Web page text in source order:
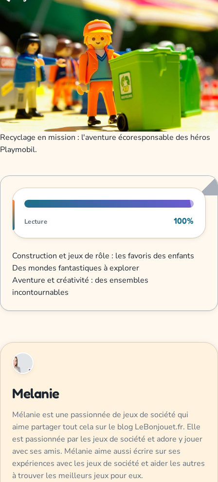
Recyclage en mission : l'aventure écoresponsable des héros
Playmobil.
Progression de lecture
Lecture 100%
Construction et jeux de rôle : les favoris des enfants
Des mondes fantastiques à explorer
Aventure et créativité : des ensembles
incontournables
Melanie
Mélanie est une passionnée de jeux de société qui
aime partager tout cela sur le blog LeBonjouet.fr. Elle
est passionnée par les jeux de société et adore y jouer
avec ses amis. Mélanie aime aussi écrire sur ses
expériences avec les jeux de société et aider les autres
à trouver les meilleurs jeux pour eux.